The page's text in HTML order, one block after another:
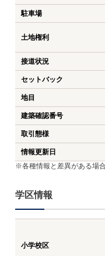
駐車場
土地権利
接道状況
セットバック
地目
建築確認番号
取引態様
情報更新日
※各種情報と差異がある場
学区情報
小学校区